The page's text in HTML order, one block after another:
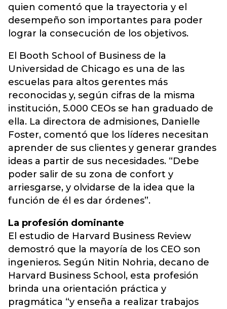
quien comentó que la trayectoria y el
desempeño son importantes para poder
lograr la consecución de los objetivos.
El Booth School of Business de la
Universidad de Chicago es una de las
escuelas para altos gerentes más
reconocidas y, según cifras de la misma
institución, 5.000 CEOs se han graduado de
ella. La directora de admisiones, Danielle
Foster, comentó que los líderes necesitan
aprender de sus clientes y generar grandes
ideas a partir de sus necesidades. “Debe
poder salir de su zona de confort y
arriesgarse, y olvidarse de la idea que la
función de él es dar órdenes”.
La profesión dominante
El estudio de Harvard Business Review
demostró que la mayoría de los CEO son
ingenieros. Según Nitin Nohria, decano de
Harvard Business School, esta profesión
brinda una orientación práctica y
pragmática “y enseña a realizar trabajos